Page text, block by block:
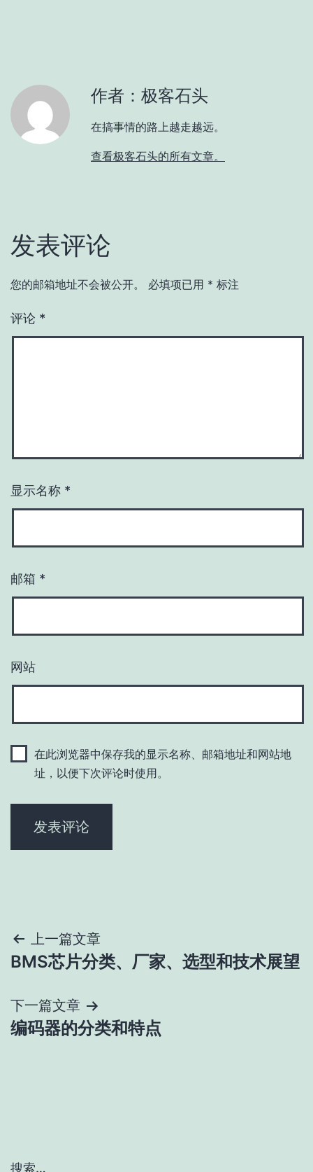
作者：极客石头
在搞事情的路上越走越远。
查看极客石头的所有文章。
发表评论
您的邮箱地址不会被公开。 必填项已用 * 标注
评论 *
显示名称 *
邮箱 *
网站
在此浏览器中保存我的显示名称、邮箱地址和网站地
址，以便下次评论时使用。
文
章
导
航
上一篇文章
BMS芯片分类、厂家、选型和技术展望
下一篇文章
编码器的分类和特点
搜索…